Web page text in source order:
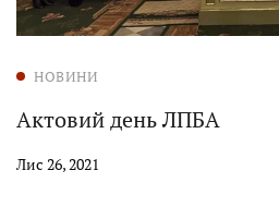
НОВИНИ
Актовий день ЛПБА
Лис 26, 2021